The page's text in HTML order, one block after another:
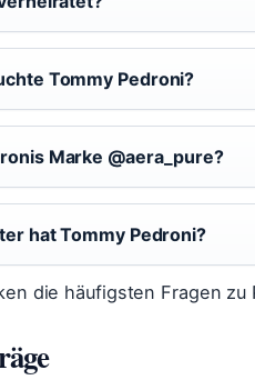
Tommy Pedroni?
Marke @aera_pure?
hat Tommy Pedroni?
die häufigsten Fragen zu